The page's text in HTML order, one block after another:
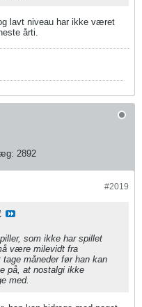
lavt niveau har ikke været
årti.
2892
#2019
som ikke har spillet
være milevidt fra
måneder før han kan
på, at nostalgi ikke
med.